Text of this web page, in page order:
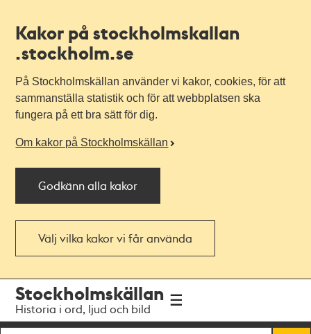
Kakor på stockholmskallan
.stockholm.se
På Stockholmskällan använder vi kakor, cookies, för att
sammanställa statistik och för att webbplatsen ska
fungera på ett bra sätt för dig.
Om kakor på Stockholmskällan
Godkänn alla kakor
Välj vilka kakor vi får använda
navigationen
huvudinnehållet
Stockholmskällan
Historia i ord, ljud och bild